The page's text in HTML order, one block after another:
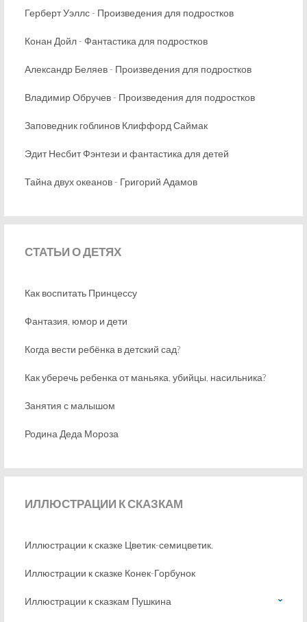
Герберт Уэллс - Произведения для подростков
Конан Дойл - Фантастика для подростков
Александр Беляев - Произведения для подростков
Владимир Обручев - Произведения для подростков
Заповедник гоблинов Клиффорд Саймак
Эдит Несбит Фэнтези и фантастика для детей
Тайна двух океанов - Григорий Адамов
СТАТЬИО ДЕТЯХ
Как воспитать Принцессу
Фантазия, юмор и дети
Когда вести ребёнка в детский сад?
Как уберечь ребенка от маньяка, убийцы, насильника?
Занятия с малышом
Родина Деда Мороза
ИЛЛЮСТРАЦИИ К СКАЗКАМ
Иллюстрации к сказке Цветик-семицветик.
Иллюстрации к сказке Конек-Горбунок
Иллюстрации к сказкам Пушкина